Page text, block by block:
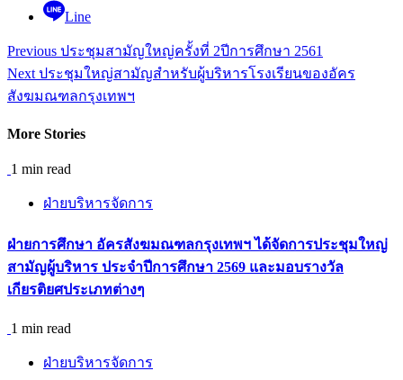
Line
Continue
Reading
Previous ประชุมสามัญใหญ่ครั้งที่ 2ปีการศึกษา 2561
Next ประชุมใหญ่สามัญสำหรับผู้บริหารโรงเรียนของอัคร
สังฆมณฑลกรุงเทพฯ
More Stories
1 min read
ฝ่ายบริหารจัดการ
ฝ่ายการศึกษา อัครสังฆมณฑลกรุงเทพฯ ได้จัดการประชุมใหญ่
สามัญผู้บริหาร ประจำปีการศึกษา 2569 และมอบรางวัล
เกียรติยศประเภทต่างๆ
1 min read
ฝ่ายบริหารจัดการ